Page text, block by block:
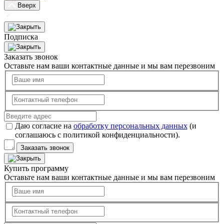
Вверх
Подписка
Заказать звонок
Оставьте нам ваши контактные данные и мы вам перезвоним
Даю согласие на обработку персональных данных(и
соглашаюсь с политикой конфиденциальности).
Заказать звонок
Купить программу
Оставьте нам ваши контактные данные и мы вам перезвоним